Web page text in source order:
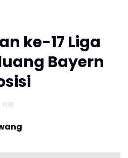
ke-17 Liga
Bayern